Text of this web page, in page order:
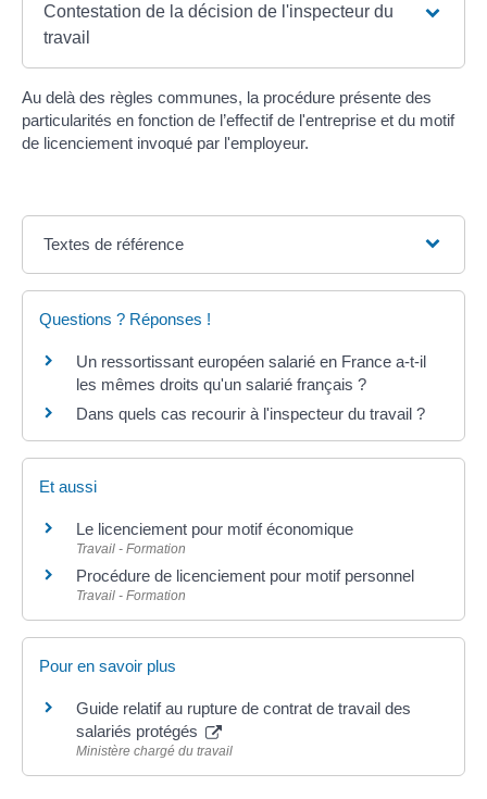
Contestation de la décision de l'inspecteur du
travail
Au delà des règles communes, la procédure présente des
particularités en fonction de l’effectif de l'entreprise et du motif
de licenciement invoqué par l'employeur.
Textes de référence
Questions ? Réponses !
Un ressortissant européen salarié en France a-t-il
les mêmes droits qu'un salarié français ?
Dans quels cas recourir à l'inspecteur du travail ?
Et aussi
Le licenciement pour motif économique
Travail - Formation
Procédure de licenciement pour motif personnel
Travail - Formation
Pour en savoir plus
Guide relatif au rupture de contrat de travail des
salariés protégés
Ministère chargé du travail